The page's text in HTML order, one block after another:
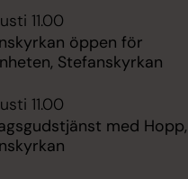
11.00
öppen för
Stefanskyrkan
11.00
med Hopp,